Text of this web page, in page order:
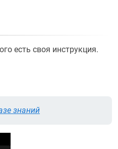
есть своя инструкция.
знаний